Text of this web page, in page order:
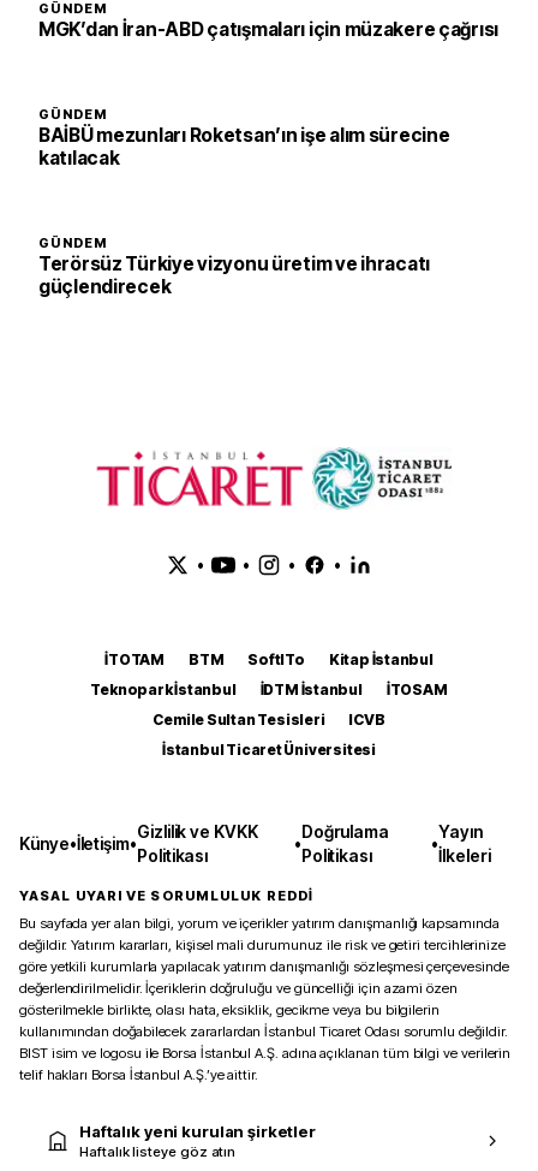
GÜNDEM
MGK’dan İran-ABD çatışmaları için müzakere çağrısı
GÜNDEM
BAİBÜ mezunları Roketsan’ın işe alım sürecine
katılacak
GÜNDEM
Terörsüz Türkiye vizyonu üretim ve ihracatı
güçlendirecek
• • • •
İTOTAM BTM SoftITo
Kitap İstanbul
Teknopark İstanbul
İDTM İstanbul
İTOSAM
Cemile Sultan Tesisleri
ICVB
İstanbul Ticaret Üniversitesi
Künye•İletişim•
Gizlilik ve KVKK
Politikası
•
Doğrulama
Politikası
•
Yayın
İlkeleri
YASAL UYARI VE SORUMLULUK REDDİ
Bu sayfada yer alan bilgi, yorum ve içerikler yatırım danışmanlığı kapsamında
değildir. Yatırım kararları, kişisel mali durumunuz ile risk ve getiri tercihlerinize
göre yetkili kurumlarla yapılacak yatırım danışmanlığı sözleşmesi çerçevesinde
değerlendirilmelidir. İçeriklerin doğruluğu ve güncelliği için azami özen
gösterilmekle birlikte, olası hata, eksiklik, gecikme veya bu bilgilerin
kullanımından doğabilecek zararlardan İstanbul Ticaret Odası sorumlu değildir.
BIST isim ve logosu ile Borsa İstanbul A.Ş. adına açıklanan tüm bilgi ve verilerin
telif hakları Borsa İstanbul A.Ş.’ye aittir.
Haftalık yeni kurulan şirketler
Haftalık listeye göz atın